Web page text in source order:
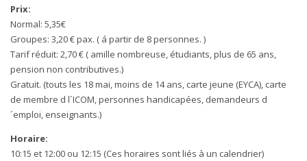
Prix:
Normal: 5,35€
Groupes: 3,20 € pax. ( á partir de 8 personnes. )
Tarif réduit: 2,70 € ( amille nombreuse, étudiants, plus de 65 ans,
pension non contributives.)
Gratuit. (touts les 18 mai, moins de 14 ans, carte jeune (EYCA), carte
de membre d l´ICOM, personnes handicapées, demandeurs d
´emploi, enseignants.)
Horaire:
10:15 et 12:00 ou 12:15 (Ces horaires sont liés à un calendrier)